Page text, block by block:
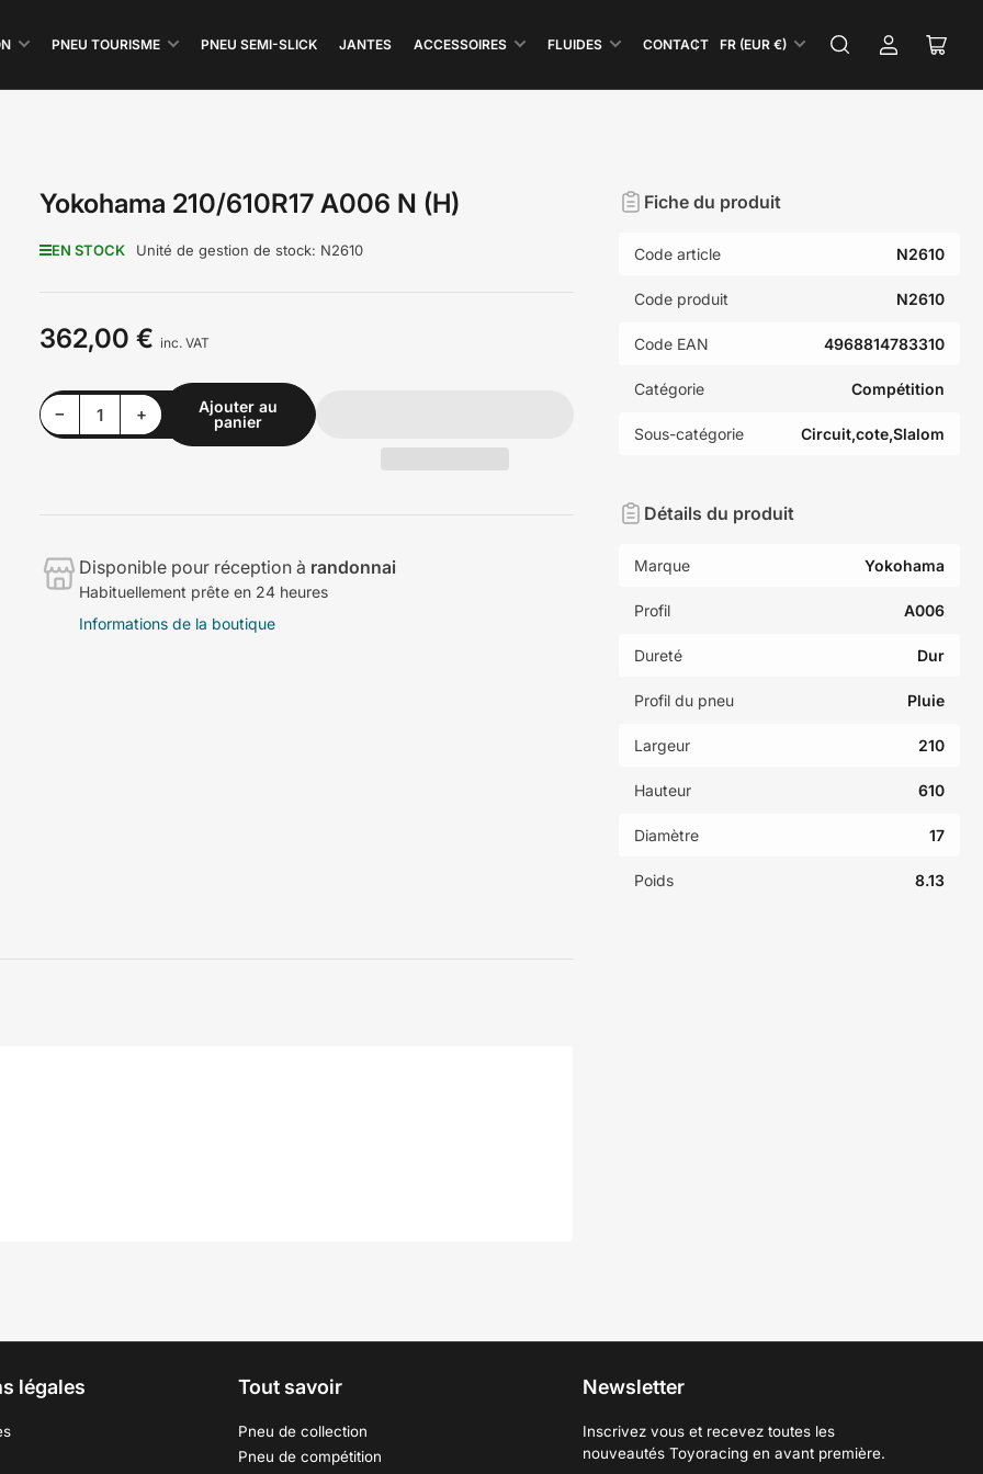
PNEU TOURISME PNEU SEMI-SLICK JANTES ACCESSOIRES FLUIDES CONTACTP
y
é
i
o
FR (EUR €)
Se
Ouvrir
Yokohama 210/610R17 A006 N (H)
EN STOCK Unité de gestion de stock: N2610
Prix
362,00 € inc. VAT
−Diminuer la quantité pour Yokohama 210/610R17 A006 N (H)
Quantité +Augmenter la quantité pour Yokohama 210/610R17 A006 N (H)
Ajouter au
panier
Disponible pour réception à randonnai
Habituellement prête en 24 heures
Informations de la boutique
Fiche du produit
Code article N2610
Code produit N2610
Code EAN 4968814783310
Catégorie Compétition
Sous-catégorie Circuit,cote,Slalom
Détails du produit
Marque Yokohama
Profil A006
Dureté Dur
Profil du pneu Pluie
Largeur 210
Hauteur 610
Diamètre 17
Poids 8.13
légales Tout savoir
Pneu de collection
Pneu de compétition
Newsletter
Inscrivez vous et recevez toutes les
nouveautés Toyoracing en avant première.